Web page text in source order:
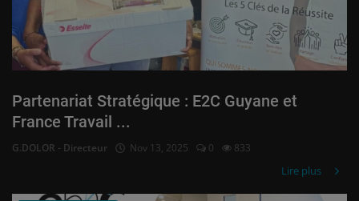
S'inscrire
Partenariat Stratégique : E2C Guyane et
France Travail ...
G.DOLOR - Directeur Nov 13, 2025 0 833
Lire plus